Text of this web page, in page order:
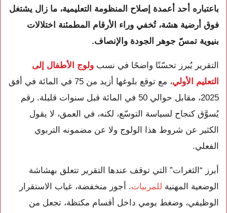
باعتباره أحد أعمدة إصلاح المنظومة التعليمية، ما زال يشتغل
فوق أرضية هشة، تُخفي وراء الأرقام المطمئنة اختلالات
بنيوية تمسّ جوهر الجودة والإنصاف.
التقرير يُبرز تحسّنًا واضحًا في نسب ولوج الأطفال إلى
التعليم الأولي
، مع توقع بلوغها أزيد من 75 في المائة في أفق
2025، مقابل حوالي 50 في المائة قبل سنوات قليلة. رقم
يُسوَّق كنجاح لسياسة التوسّع، لكنه، في العمق، لا يقول
الكثير عن شروط هذا الولوج ولا عن مضمونه التربوي
الفعلي.
أبرز “الثغرات” التي توقف عندها التقرير تتعلق بهشاشة
الوضعية المهنية للمربيات. أجور منخفضة، غياب الاستقرار
الوظيفي، وضغط يومي داخل أقسام مكتظة، تجعل من